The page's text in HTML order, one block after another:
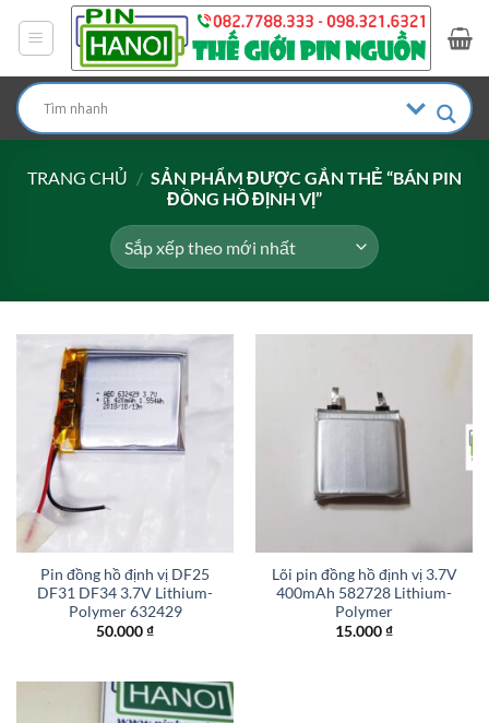
dung
TRANG CHỦ / SẢN PHẨM ĐƯỢC GẮN THẺ “BÁN PIN
ĐỒNG HỒ ĐỊNH VỊ”
Pin đồng hồ định vị DF25
DF31 DF34 3.7V Lithium-
Polymer 632429
50.000₫
Lõi pin đồng hồ định vị 3.7V
400mAh 582728 Lithium-
Polymer
15.000₫